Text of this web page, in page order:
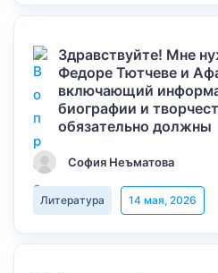
Здравствуйте! Мне
Федоре Тютчеве и
включающий
биографии и
обязательно должны
София Неъматова
Литература 14 мая, 2026